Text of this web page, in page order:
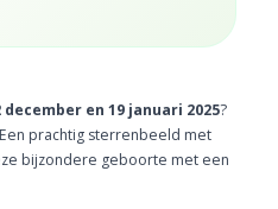
december en 19 januari 2025?
prachtig sterrenbeeld met
bijzondere geboorte met een